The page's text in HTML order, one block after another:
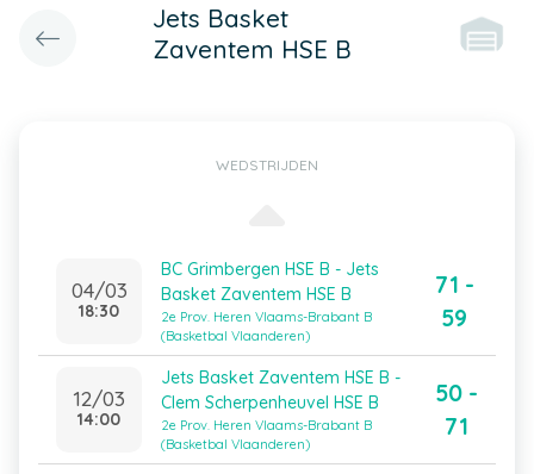
Jets Basket
Zaventem HSE B
WEDSTRIJDEN
04/03
18:30
BC Grimbergen HSE B - Jets
Basket Zaventem HSE B
2e Prov. Heren Vlaams-Brabant B
(Basketbal Vlaanderen)
71 -
59
12/03
14:00
Jets Basket Zaventem HSE B -
Clem Scherpenheuvel HSE B
2e Prov. Heren Vlaams-Brabant B
(Basketbal Vlaanderen)
50 -
71